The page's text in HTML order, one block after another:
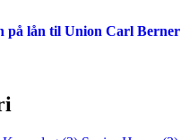
på lån til Union Carl Berner